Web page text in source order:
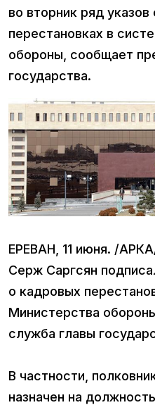
во вторник ряд
перестановках в
обороны, сообщает
государства.
ЕРЕВАН, 11 июня. /
Серж Саргсян
о кадровых
Министерства
служба главы
В частности,
назначен на